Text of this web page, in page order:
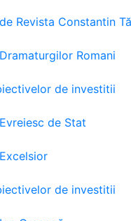
Revista Constantin
Romani
de investitii
de Stat
de investitii